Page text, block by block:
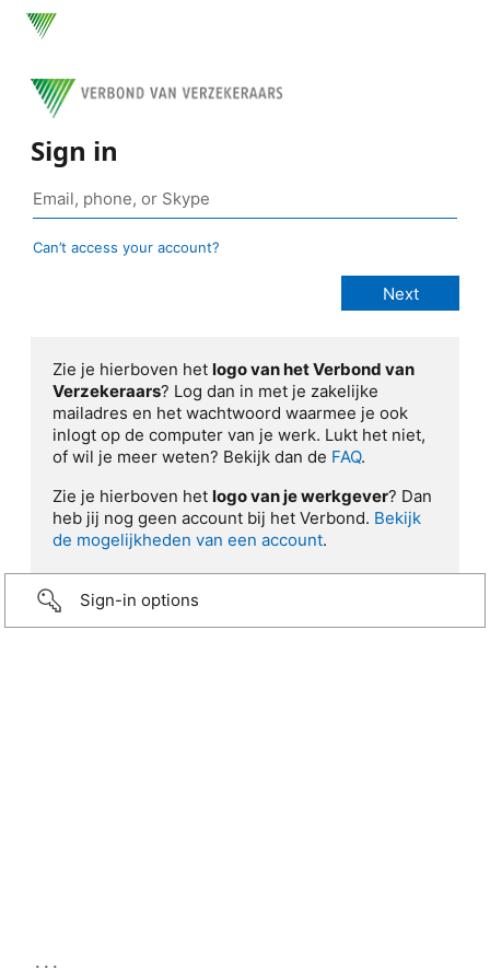
Sign in
Can’t access your account?
Zie je hierboven het logo van het Verbond van
Verzekeraars? Log dan in met je zakelijke
mailadres en het wachtwoord waarmee je ook
inlogt op de computer van je werk. Lukt het niet,
of wil je meer weten? Bekijk dan de FAQ.
Zie je hierboven het logo van je werkgever? Dan
heb jij nog geen account bij het Verbond. Bekijk
de mogelijkheden van een account.
Sign-in options
...